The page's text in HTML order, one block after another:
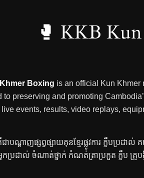
🥊 KKB
Boxing is an official Kun Khmer
to preserving and promoting
live events, results, video replays,
ជាបណ្តាញផ្សព្វផ្សាយគុនខ្មែរផ្លូវការ ក្លឹបប្រដ
អ្នកប្រដាល់ ចំណាត់ថ្នាក់ កំណត់ត្រាប្រកួត ក្លឹប គ្